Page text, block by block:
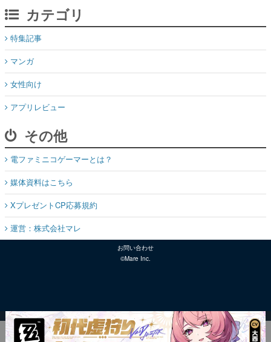
カテゴリ
特集記事
マンガ
女性向け
アプリレビュー
その他
電ファミニコゲーマーとは？
媒体資料はこちら
XプレゼントCP応募規約
運営：株式会社マレ
お問い合わせ
©Mare Inc.